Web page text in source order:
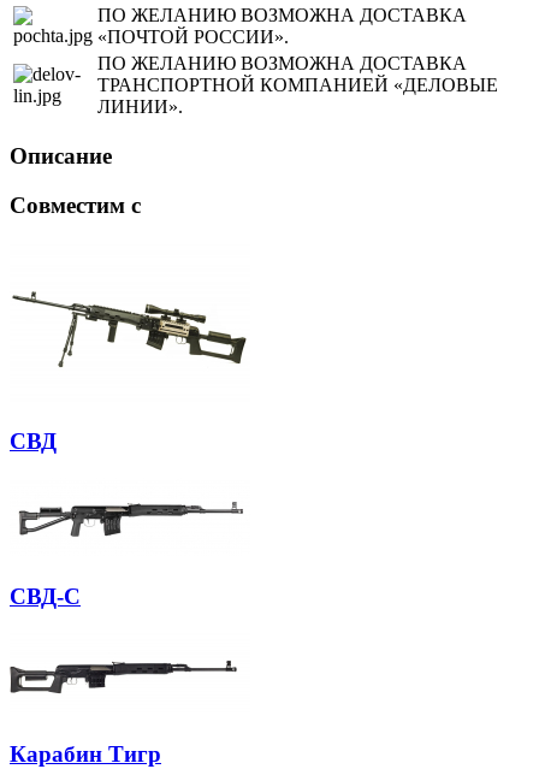
ПО ЖЕЛАНИЮ ВОЗМОЖНА ДОСТАВКА
«ПОЧТОЙ РОССИИ».
ПО ЖЕЛАНИЮ ВОЗМОЖНА ДОСТАВКА
ТРАНСПОРТНОЙ КОМПАНИЕЙ «ДЕЛОВЫЕ
ЛИНИИ».
Описание
Совместим с
СВД
СВД-С
Карабин Тигр